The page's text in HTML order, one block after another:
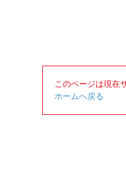
このページは現在
ホームへ戻る